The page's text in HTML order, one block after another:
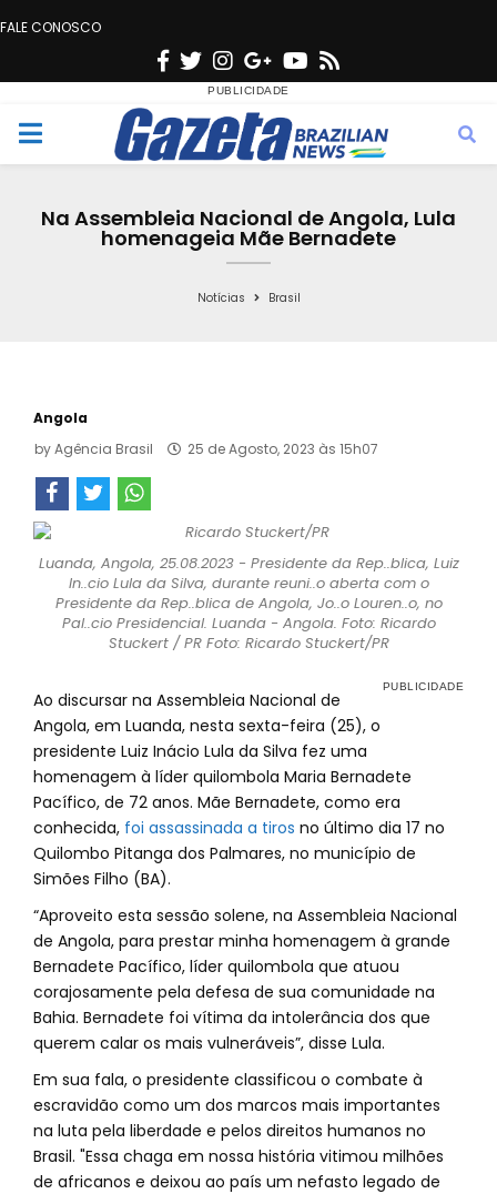
FALE CONOSCO
F
c
e
o
T
w
i
t
e
n
s
t
g
r
a
G
o
o
g
e
Y
u
t
b
s
M
Na Assembleia Nacional de Angola, Lula
homenageia Mãe Bernadete
Notícias Brasil
Angola
byAgência Brasil 25 de Agosto, 2023 às 15h07
Luanda, Angola, 25.08.2023 - Presidente da Rep..blica, Luiz
In..cio Lula da Silva, durante reuni..o aberta com o
Presidente da Rep..blica de Angola, Jo..o Louren..o, no
Pal..cio Presidencial. Luanda - Angola. Foto: Ricardo
Stuckert / PR Foto: Ricardo Stuckert/PR
Ao discursar na Assembleia Nacional de
Angola, em Luanda, nesta sexta-feira (25), o
presidente Luiz Inácio Lula da Silva fez uma
homenagem à líder quilombola Maria Bernadete
Pacífico, de 72 anos. Mãe Bernadete, como era
conhecida, foi assassinada a tiros no último dia 17 no
Quilombo Pitanga dos Palmares, no município de
Simões Filho (BA).
“Aproveito esta sessão solene, na Assembleia Nacional
de Angola, para prestar minha homenagem à grande
Bernadete Pacífico, líder quilombola que atuou
corajosamente pela defesa de sua comunidade na
Bahia. Bernadete foi vítima da intolerância dos que
querem calar os mais vulneráveis”, disse Lula.
Em sua fala, o presidente classificou o combate à
escravidão como um dos marcos mais importantes
na luta pela liberdade e pelos direitos humanos no
Brasil. "Essa chaga em nossa história vitimou milhões
de africanos e deixou ao país um nefasto legado de